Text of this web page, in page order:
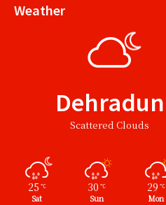
Weather
Dehradun
Scattered Clouds
25 ℃
Sat
30 ℃
Sun
29 ℃
Mon